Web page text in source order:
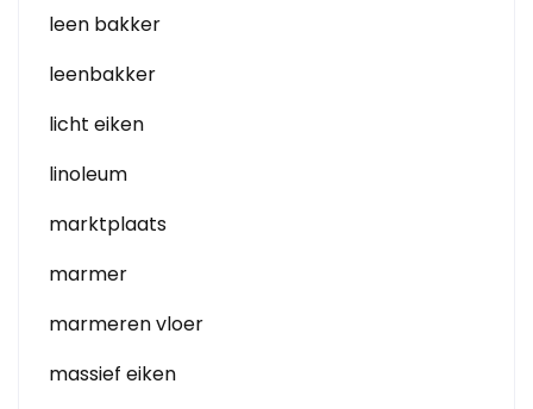
leen bakker
leenbakker
licht eiken
linoleum
marktplaats
marmer
marmeren vloer
massief eiken